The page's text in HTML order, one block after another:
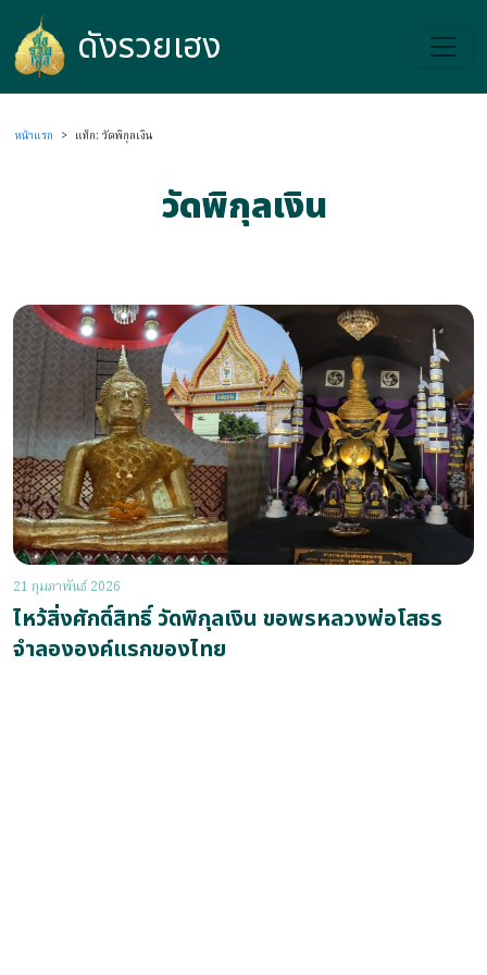
ดังรวยเฮง
ดังรวยเฮง
หน้าแรก > แท็ก: วัดพิกุลเงิน
วัดพิกุลเงิน
21 กุมภาพันธ์ 2026
ไหว้สิ่งศักดิ์สิทธิ์ วัดพิกุลเงิน ขอพรหลวงพ่อโสธร
จำลององค์แรกของไทย